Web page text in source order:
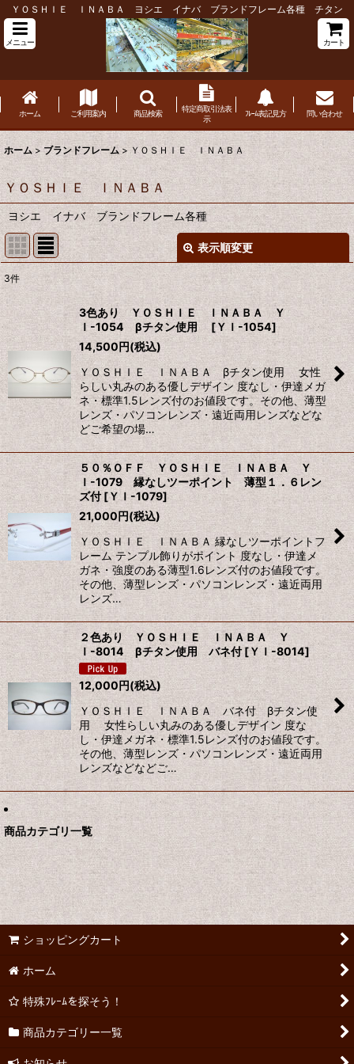
ＹＯＳＨＩＥ ＩＮＡＢＡ ヨシエ イナバ ブランドフレーム各種 チタン
メニュー カート
ホーム ご利用案内 商品検索
特定商取引法表
示
ﾌﾚｰﾑ表記見方 問い合わせ
ホーム > ブランドフレーム > ＹＯＳＨＩＥ ＩＮＡＢＡ
ＹＯＳＨＩＥ ＩＮＡＢＡ
ヨシエ イナバ ブランドフレーム各種
表示順変更
表示数
並び順:
絞り込む
3件
3色あり ＹＯＳＨＩＥ ＩＮＡＢＡ Ｙ
Ｉ-1054 βチタン使用 [ＹＩ-1054]
14,500円(税込)
ＹＯＳＨＩＥ ＩＮＡＢＡ βチタン使用 女性
らしい丸みのある優しデザイン 度なし・伊達メガ
ネ・標準1.5レンズ付のお値段です。その他、薄型
レンズ・パソコンレンズ・遠近両用レンズなどな
どご希望の場…
５０％ＯＦＦ ＹＯＳＨＩＥ ＩＮＡＢＡ Ｙ
Ｉ-1079 縁なしツーポイント 薄型１．６レン
ズ付 [ＹＩ-1079]
21,000円(税込)
ＹＯＳＨＩＥ ＩＮＡＢＡ 縁なしツーポイントフ
レーム テンプル飾りがポイント 度なし・伊達メ
ガネ・強度のある薄型1.6レンズ付のお値段です。
その他、薄型レンズ・パソコンレンズ・遠近両用
レンズ…
２色あり ＹＯＳＨＩＥ ＩＮＡＢＡ Ｙ
Ｉ-8014 βチタン使用 バネ付[ＹＩ-8014]
12,000円(税込)
ＹＯＳＨＩＥ ＩＮＡＢＡ バネ付 βチタン使
用 女性らしい丸みのある優しデザイン 度な
し・伊達メガネ・標準1.5レンズ付のお値段です。
その他、薄型レンズ・パソコンレンズ・遠近両用
レンズなどなどご…
商品カテゴリ一覧
ショッピングカート
ホーム
特殊ﾌﾚｰﾑを探そう！
商品カテゴリー一覧